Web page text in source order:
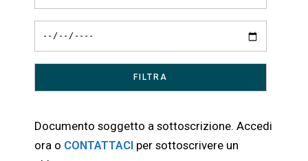
Documento soggetto a sottoscrizione. Accedi
ora o CONTATTACI per sottoscrivere un